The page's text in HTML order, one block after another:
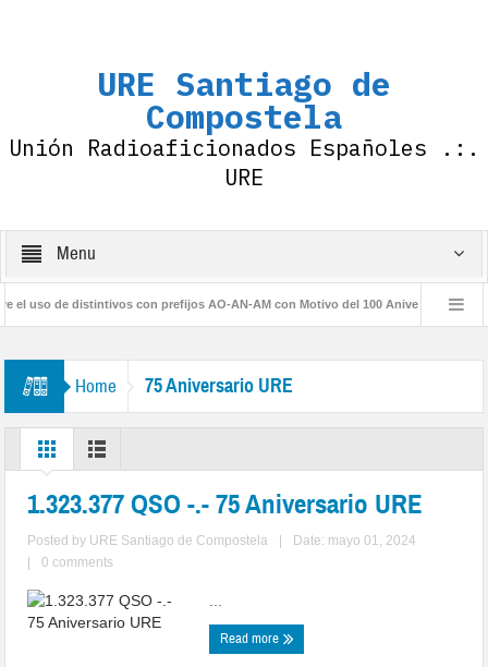
URE Santiago de
Compostela
Unión Radioaficionados Españoles .:.
URE
Menu
de distintivos con prefijos AO-AN-AM con Motivo del 100 Aniversario de la IARU
Home 75 Aniversario URE
1.323.377 QSO -.- 75 Aniversario URE
Posted by URE Santiago de Compostela
Date: mayo 01, 2024
0 comments
Read more